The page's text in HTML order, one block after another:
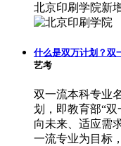
北京印刷学院新
什么是双万计划？双
艺考
双一流本科专业
划，即教育部“
向未来、适应需
一流专业为目标